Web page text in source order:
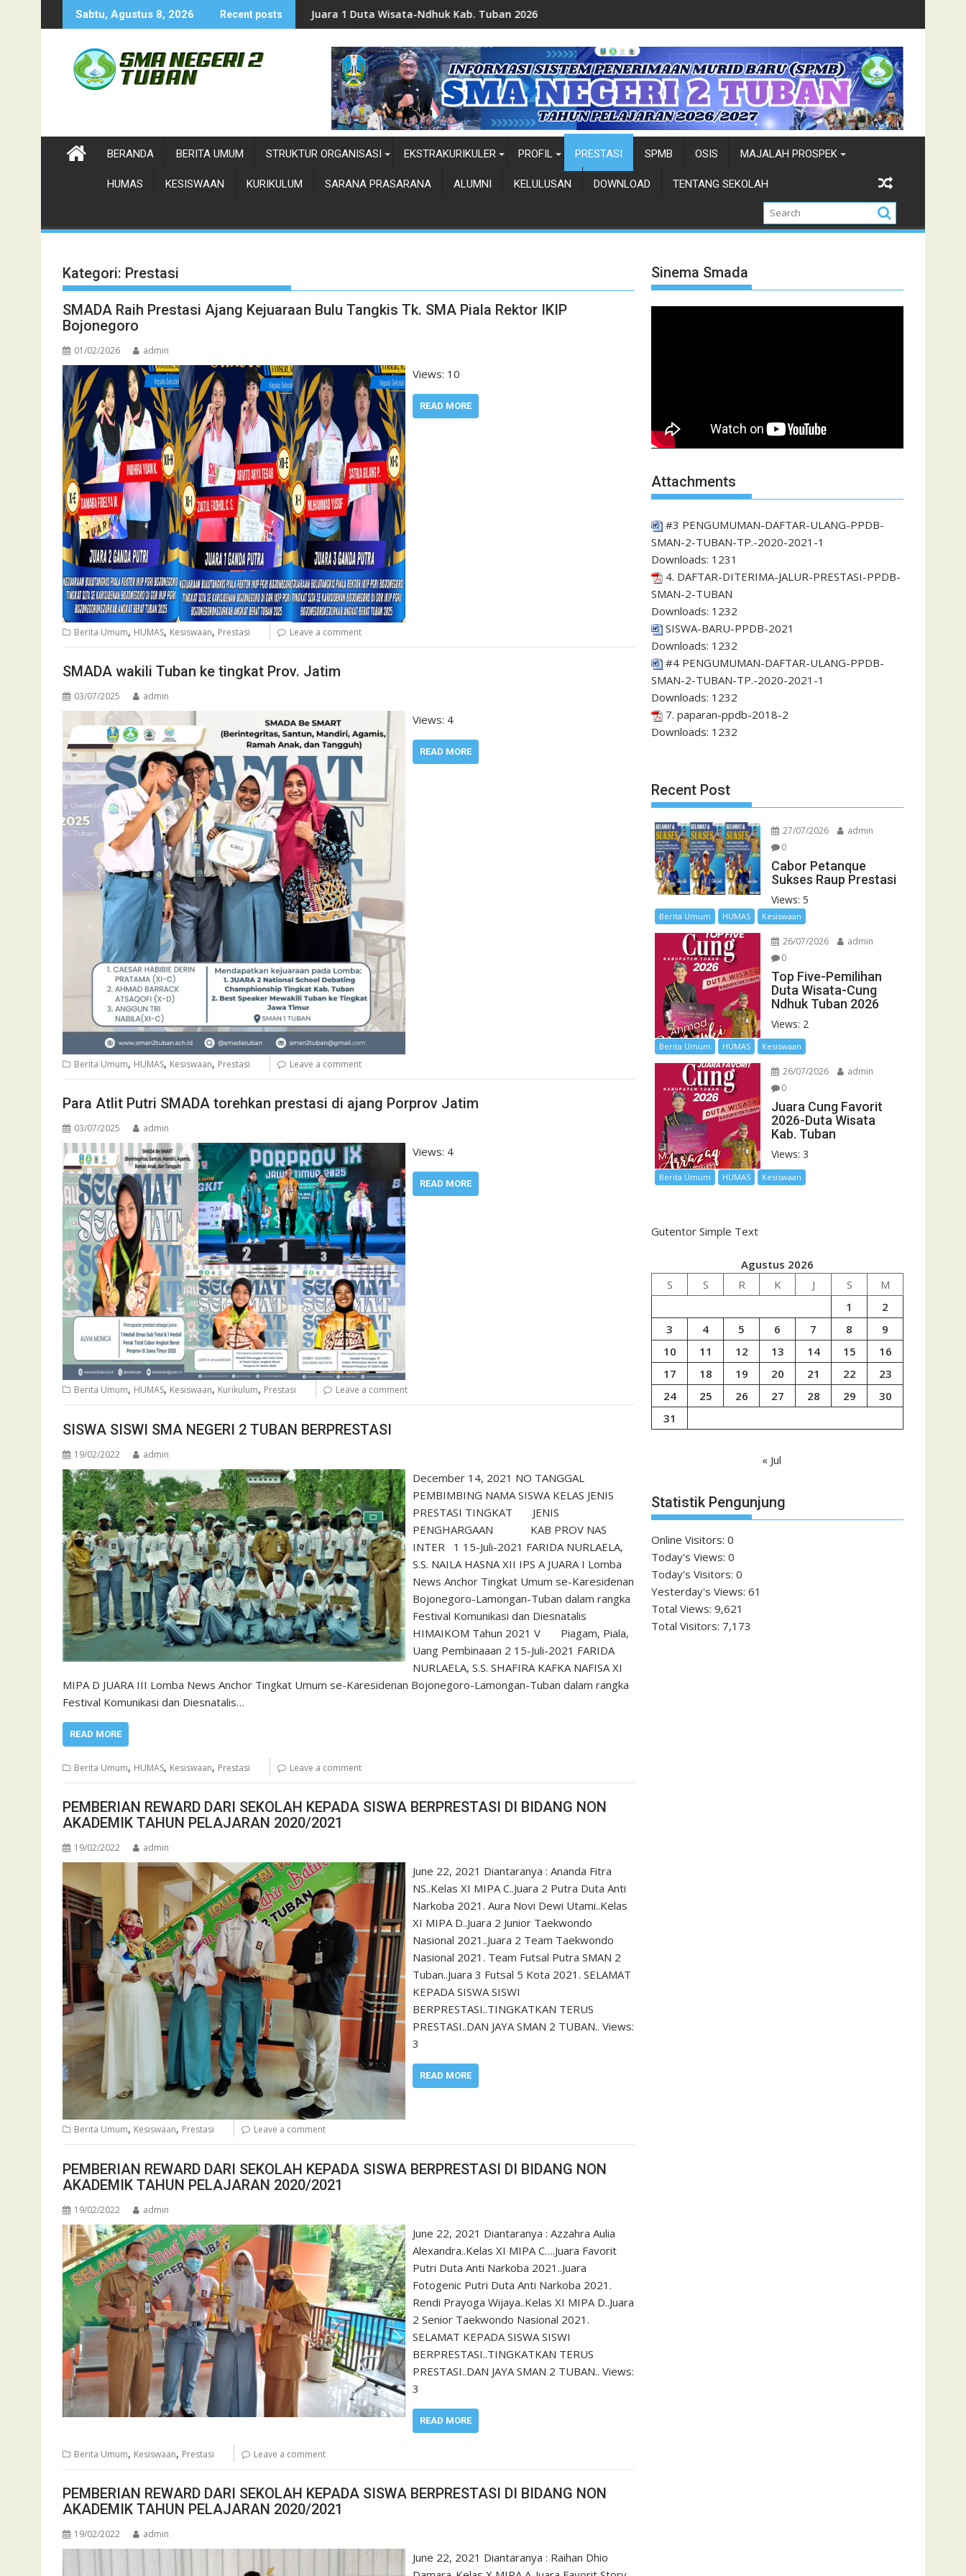
to
Sabtu, Agustus 8, 2026 Recent posts
Duta Wisata Kab. Tuban Juara 1 Duta Wisata-Ndhuk Kab. Tuban 2026 Siswa siswi SMADA Terpilih Tim Paskibraka Kab. Tuban
BERANDA BERITA UMUM STRUKTUR ORGANISASI EKSTRAKURIKULER PROFIL PRESTASI SPMB OSIS MAJALAH PROSPEK
HUMAS KESISWAAN KURIKULUM SARANA PRASARANA ALUMNI KELULUSAN DOWNLOAD TENTANG SEKOLAH
Kategori: Prestasi
SMADA Raih Prestasi Ajang Kejuaraan Bulu Tangkis Tk. SMA Piala Rektor IKIP
Bojonegoro
01/02/2026 admin
Views: 10
READ MORE
Berita Umum, HUMAS, Kesiswaan, Prestasi Leave a comment
SMADA wakili Tuban ke tingkat Prov. Jatim
03/07/2025 admin
Views: 4
READ MORE
Berita Umum, HUMAS, Kesiswaan, Prestasi Leave a comment
Para Atlit Putri SMADA torehkan prestasi di ajang Porprov Jatim
03/07/2025 admin
Views: 4
READ MORE
Berita Umum, HUMAS, Kesiswaan, Kurikulum, Prestasi Leave a comment
SISWA SISWI SMA NEGERI 2 TUBAN BERPRESTASI
19/02/2022 admin
December 14, 2021 NO TANGGAL
PEMBIMBING NAMA SISWA KELAS JENIS
PRESTASI TINGKAT JENIS
PENGHARGAAN KAB PROV NAS
INTER 1 15-Juli-2021 FARIDA NURLAELA,
S.S. NAILA HASNA XII IPS A JUARA I Lomba
News Anchor Tingkat Umum se-Karesidenan
Bojonegoro-Lamongan-Tuban dalam rangka
Festival Komunikasi dan Diesnatalis
HIMAIKOM Tahun 2021 V Piagam, Piala,
Uang Pembinaaan 2 15-Juli-2021 FARIDA
NURLAELA, S.S. SHAFIRA KAFKA NAFISA XI
MIPA D JUARA III Lomba News Anchor Tingkat Umum se-Karesidenan Bojonegoro-Lamongan-Tuban dalam rangka
Festival Komunikasi dan Diesnatalis…
READ MORE
Berita Umum, HUMAS, Kesiswaan, Prestasi Leave a comment
PEMBERIAN REWARD DARI SEKOLAH KEPADA SISWA BERPRESTASI DI BIDANG NON
AKADEMIK TAHUN PELAJARAN 2020/2021
19/02/2022 admin
June 22, 2021 Diantaranya : Ananda Fitra
NS..Kelas XI MIPA C..Juara 2 Putra Duta Anti
Narkoba 2021. Aura Novi Dewi Utami..Kelas
XI MIPA D..Juara 2 Junior Taekwondo
Nasional 2021..Juara 2 Team Taekwondo
Nasional 2021. Team Futsal Putra SMAN 2
Tuban..Juara 3 Futsal 5 Kota 2021. SELAMAT
KEPADA SISWA SISWI
BERPRESTASI..TINGKATKAN TERUS
PRESTASI..DAN JAYA SMAN 2 TUBAN.. Views:
3
READ MORE
Berita Umum, Kesiswaan, Prestasi Leave a comment
PEMBERIAN REWARD DARI SEKOLAH KEPADA SISWA BERPRESTASI DI BIDANG NON
AKADEMIK TAHUN PELAJARAN 2020/2021
19/02/2022 admin
June 22, 2021 Diantaranya : Azzahra Aulia
Alexandra..Kelas XI MIPA C….Juara Favorit
Putri Duta Anti Narkoba 2021..Juara
Fotogenic Putri Duta Anti Narkoba 2021.
Rendi Prayoga Wijaya..Kelas XI MIPA D..Juara
2 Senior Taekwondo Nasional 2021.
SELAMAT KEPADA SISWA SISWI
BERPRESTASI..TINGKATKAN TERUS
PRESTASI..DAN JAYA SMAN 2 TUBAN.. Views:
3
READ MORE
Berita Umum, Kesiswaan, Prestasi Leave a comment
PEMBERIAN REWARD DARI SEKOLAH KEPADA SISWA BERPRESTASI DI BIDANG NON
AKADEMIK TAHUN PELAJARAN 2020/2021
19/02/2022 admin
June 22, 2021 Diantaranya : Raihan Dhio
Sinema Smada
Attachments
#3 PENGUMUMAN-DAFTAR-ULANG-PPDB-
SMAN-2-TUBAN-TP.-2020-2021-1
Downloads: 1231
4. DAFTAR-DITERIMA-JALUR-PRESTASI-PPDB-
SMAN-2-TUBAN
Downloads: 1232
SISWA-BARU-PPDB-2021
Downloads: 1232
#4 PENGUMUMAN-DAFTAR-ULANG-PPDB-
SMAN-2-TUBAN-TP.-2020-2021-1
Downloads: 1232
7. paparan-ppdb-2018-2
Downloads: 1232
Recent Post
27/07/2026
admin
0
Cabor Petanque
Sukses Raup Prestasi
Views: 5
Berita Umum HUMAS Kesiswaan
26/07/2026
admin
0
Top Five-Pemilihan
Duta Wisata-Cung
Ndhuk Tuban 2026
Views: 2
Berita Umum HUMAS Kesiswaan
26/07/2026
admin
0
Juara Cung Favorit
2026-Duta Wisata
Kab. Tuban
Views: 3
Berita Umum HUMAS Kesiswaan
Gutentor Simple Text
Agustus 2026
S
S R K J S
M
1
2
3
4 5 6 7 8
9
10
11 12 13 14 15
16
17
18 19 20 21 22
23
24
25 26 27 28 29
30
31
« Jul
Statistik Pengunjung
Online Visitors: 0
Today's Views: 0
Today's Visitors: 0
Yesterday's Views: 61
Total Views: 9,621
Total Visitors: 7,173